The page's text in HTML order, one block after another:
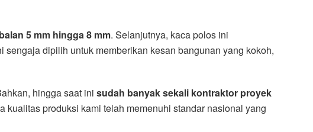
5 mm hingga 8 mm. Selanjutnya, kaca polos ini
sengaja dipilih untuk memberikan kesan bangunan yang kokoh,
hingga saat ini sudah banyak sekali kontraktor proyek
kualitas produksi kami telah memenuhi standar nasional yang